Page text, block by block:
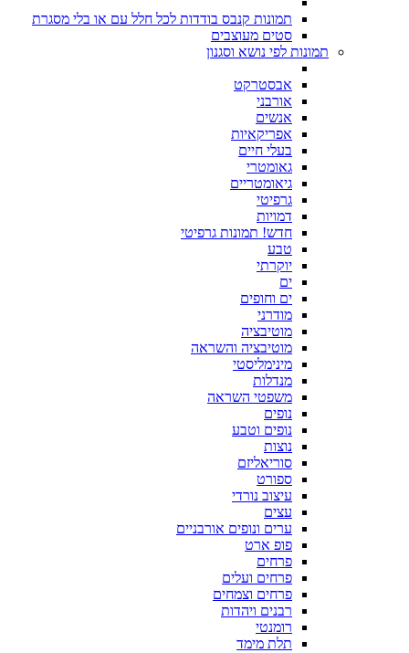
תמונות קנבס בודדות לכל חלל עם או בלי מסגרת
סטים מעוצבים
תמונות לפי נושא וסגנון
אבסטרקט
אורבני
אנשים
אפריקאיות
בעלי חיים
גאומטרי
גיאומטריים
גרפיטי
דמויות
חדש! תמונות גרפיטי
טבע
יוקרתי
ים
ים וחופים
מודרני
מוטיבציה
מוטיבציה והשראה
מינימליסטי
מנדלות
משפטי השראה
נופים
נופים וטבע
נוצות
סוריאליזם
ספורט
עיצוב נורדי
עצים
ערים ונופים אורבניים
פופ ארט
פרחים
פרחים ועלים
פרחים וצמחים
רבנים ויהדות
רומנטי
תלת מימד